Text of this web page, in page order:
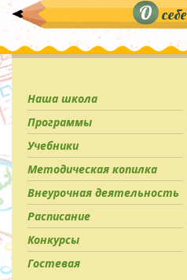
О себе
Наша школа
Программы
Учебники
Методическая копилка
Внеурочная деятельность
Расписание
Конкурсы
Гостевая